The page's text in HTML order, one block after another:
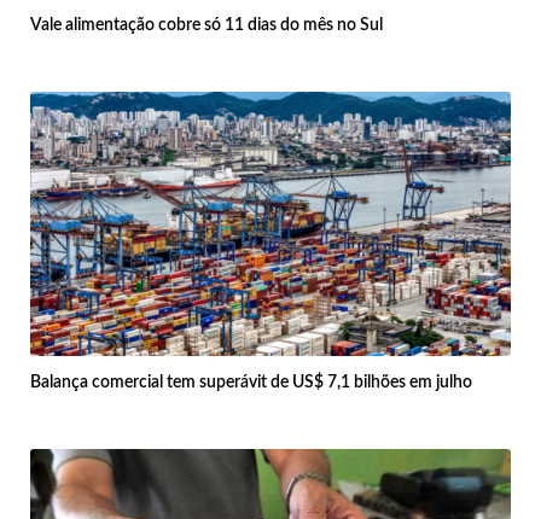
Vale alimentação cobre só 11 dias do mês no Sul
Balança comercial tem superávit de US$ 7,1 bilhões em julho